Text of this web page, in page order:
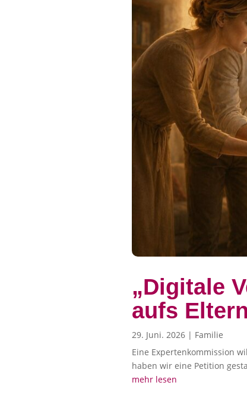
„Digitale
aufs
29. Juni. 2026 | Familie
Eine Expertenkommission
haben wir eine Petition
mehr lesen